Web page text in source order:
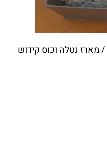
/ מארז נטלה וכוס קידוש